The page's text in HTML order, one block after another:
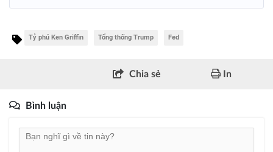
Tỷ phú Ken Griffin Tổng thống Trump Fed
Chia sẻ In
Bình luận